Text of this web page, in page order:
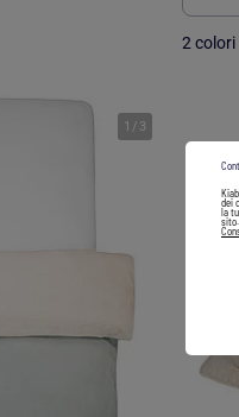
dei
la
sito.
2 colori
1 / 3